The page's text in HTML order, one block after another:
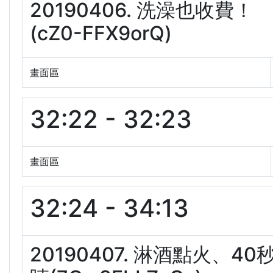
20190406. 洗澡也收費！
(cZ0-FFX9orQ)
畫面區
32:22 - 32:23
畫面區
32:24 - 34:13
20190407. 淋酒點火、40